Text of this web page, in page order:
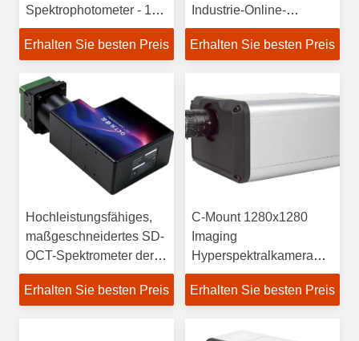
Spektrophotometer - 12
Stück
Erhalten Sie besten Preis
Industrie-Online-
Hochgeschwindigkeits-
Kurzwellen-Infrarot
Erhalten Sie besten Preis
Hochleistungsfähiges,
maßgeschneidertes SD-
OCT-Spektrometer der
CP800-840C-Serie für
Forschungszwecke
Erhalten Sie besten Preis
C-Mount 1280x1280
Imaging
Hyperspektralkamera
FS-27 10 Sekunden
Geschwindigkeit
Erhalten Sie besten Preis